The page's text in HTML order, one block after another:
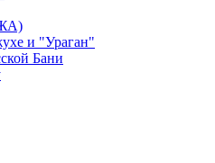
и "Ураган"
Бани